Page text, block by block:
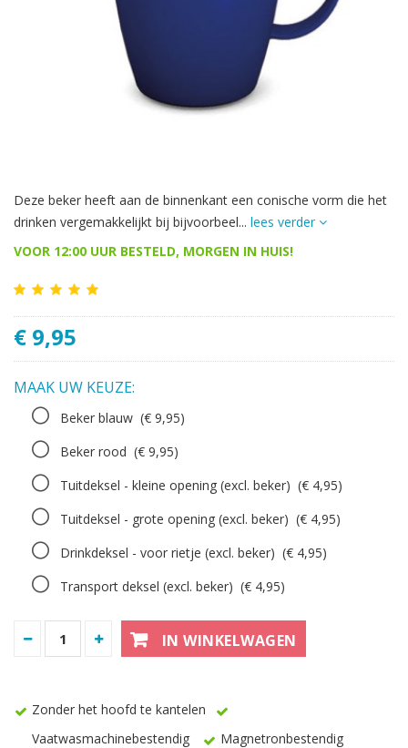
Deze beker heeft aan de binnenkant een conische vorm die het
drinken vergemakkelijkt bij bijvoorbeel... lees verder
VOOR 12:00 UUR BESTELD, MORGEN IN HUIS!
€ 9,95
MAAK UW KEUZE:
Beker blauw (€ 9,95)
Beker rood (€ 9,95)
Tuitdeksel - kleine opening (excl. beker) (€ 4,95)
Tuitdeksel - grote opening (excl. beker) (€ 4,95)
Drinkdeksel - voor rietje (excl. beker) (€ 4,95)
Transport deksel (excl. beker) (€ 4,95)
IN WINKELWAGEN
Zonder het hoofd te kantelen
Vaatwasmachinebestendig
Magnetronbestendig